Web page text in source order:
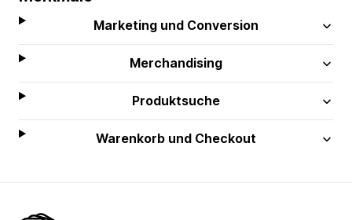
Marketing und Conversion
Merchandising
Produktsuche
Warenkorb und Checkout